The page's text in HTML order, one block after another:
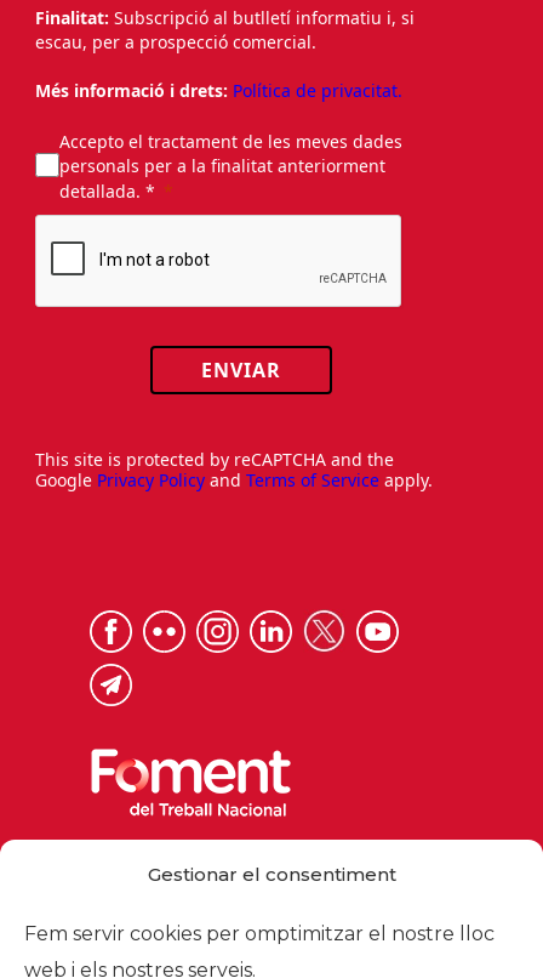
Gestionar el consentiment
Fem servir cookies per omptimitzar el nostre lloc
web i els nostres serveis.
Finalitat: Subscripció al butlletí informatiu i, si
escau, per a prospecció comercial.
Més informació i drets: Política de privacitat.
Accepto el tractament de les meves dades
personals per a la finalitat anteriorment
detallada. *
ENVIAR
This site is protected by reCAPTCHA and the
Google Privacy Policy and Terms of Service apply.
foment@foment.com